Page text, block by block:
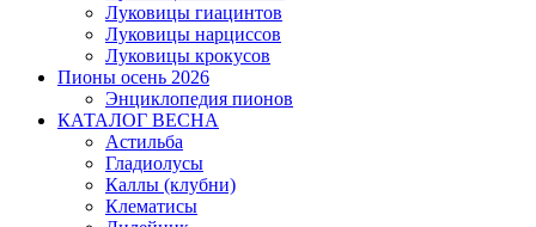
Луковицы гиацинтов
Луковицы нарциссов
Луковицы крокусов
Пионы осень 2026
Энциклопедия пионов
КАТАЛОГ ВЕСНА
Астильба
Гладиолусы
Каллы (клубни)
Клематисы